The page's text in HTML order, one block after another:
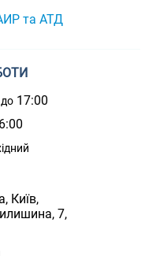
та АТД
до 17:00
Київ,
7,